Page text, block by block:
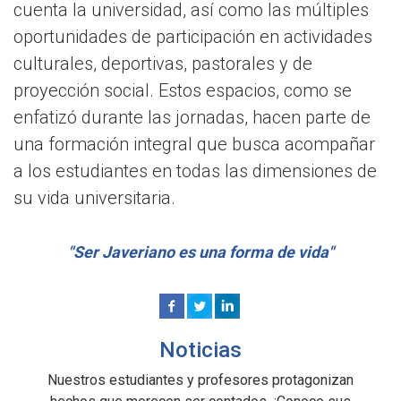
cuenta la universidad, así como las múltiples
oportunidades de participación en actividades
culturales, deportivas, pastorales y de
proyección social. Estos espacios, como se
enfatizó durante las jornadas, hacen parte de
una formación integral que busca acompañar
a los estudiantes en todas las dimensiones de
su vida universitaria.
"Ser Javeriano es una forma de vida"
Noticias
Nuestros estudiantes y profesores protagonizan